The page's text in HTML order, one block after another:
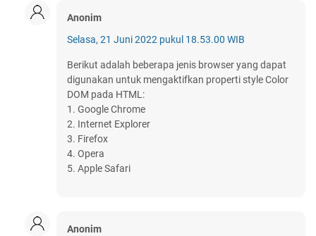
Anonim
Selasa, 21 Juni 2022 pukul 18.53.00 WIB
Berikut adalah beberapa jenis browser yang dapat
digunakan untuk mengaktifkan properti style Color
DOM pada HTML:
1. Google Chrome
2. Internet Explorer
3. Firefox
4. Opera
5. Apple Safari
Anonim